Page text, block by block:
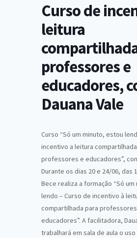
Curso de
leitura
professores e
educadores,
Dauana Vale
Curso “Só um minuto, estou
incentivo a leitura
professores e educadores”,
Durante os dias 20 e 24/06, das
Bece realiza a formação “Só
lendo – Curso de incentivo à
compartilhada para
educadores”. A facilitadora,
trabalhará em sala de aula o